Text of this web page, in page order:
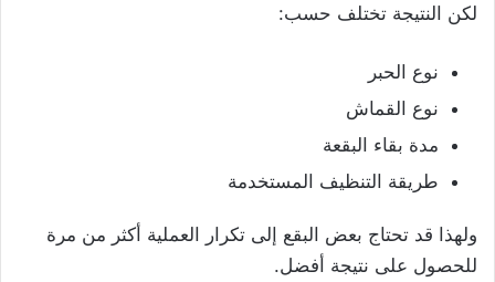
لكن النتيجة تختلف حسب:
نوع الحبر
نوع القماش
مدة بقاء البقعة
طريقة التنظيف المستخدمة
ولهذا قد تحتاج بعض البقع إلى تكرار العملية أكثر من مرة
للحصول على نتيجة أفضل.